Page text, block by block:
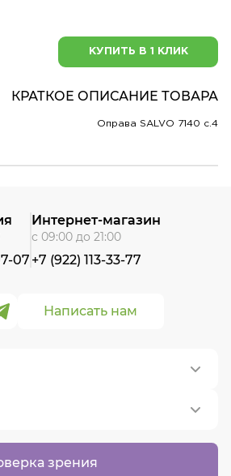
КУПИТЬ В 1 КЛИК
КРАТКОЕ ОПИСАНИЕ ТОВАРА
Оправа SALVO 7140 c.4
зрения
Написать нам
07
Интернет-магазин
с 09:00 до 21:00
+7 (922) 113-33-77